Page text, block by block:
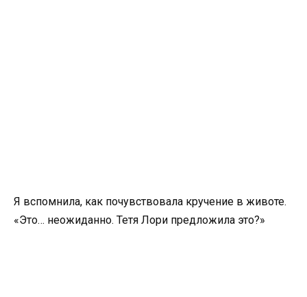
Я вспомнила, как почувствовала кручение в животе.
«Это… неожиданно. Тетя Лори предложила это?»